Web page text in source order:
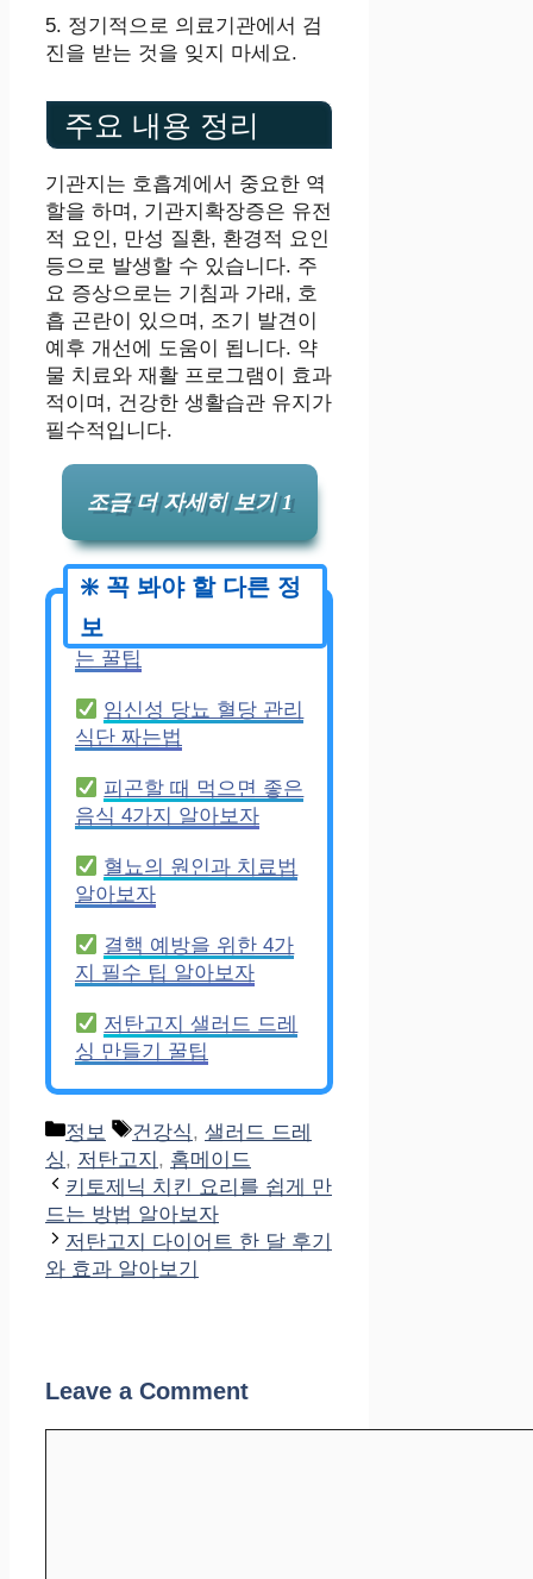
5. 정기적으로 의료기관에서 검
진을 받는 것을 잊지 마세요.
주요 내용 정리
기관지는 호흡계에서 중요한 역
할을 하며, 기관지확장증은 유전
적 요인, 만성 질환, 환경적 요인
등으로 발생할 수 있습니다. 주
요 증상으로는 기침과 가래, 호
흡 곤란이 있으며, 조기 발견이
예후 개선에 도움이 됩니다. 약
물 치료와 재활 프로그램이 효과
적이며, 건강한 생활습관 유지가
필수적입니다.
조금 더 자세히 보기 1
는 꿀팁
임신성 당뇨 혈당 관리
식단 짜는법
피곤할 때 먹으면 좋은
음식 4가지 알아보자
혈뇨의 원인과 치료법
알아보자
결핵 예방을 위한 4가
지 필수 팁 알아보자
저탄고지 샐러드 드레
싱 만들기 꿀팁
Categories
정보 Tags
건강식, 샐러드 드레
싱, 저탄고지 , 홈메이드
키토제닉 치킨 요리를 쉽게 만
드는 방법 알아보자
저탄고지 다이어트 한 달 후기
와 효과 알아보기
Leave a Comment